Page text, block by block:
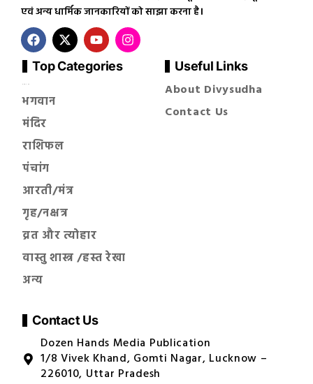
एवं अन्य धार्मिक जानकारियों को साझा करना है।
Top Categories
भगवान
मंदिर
राशिफल
पंचांग
आरती/मंत्र
गृह/नक्षत्र
व्रत और त्योहार
वास्तु शास्त्र /हस्त रेखा
अन्य
Useful Links
About Divysudha
Contact Us
Contact Us
Dozen Hands Media Publication
1/8 Vivek Khand, Gomti Nagar, Lucknow –
226010, Uttar Pradesh